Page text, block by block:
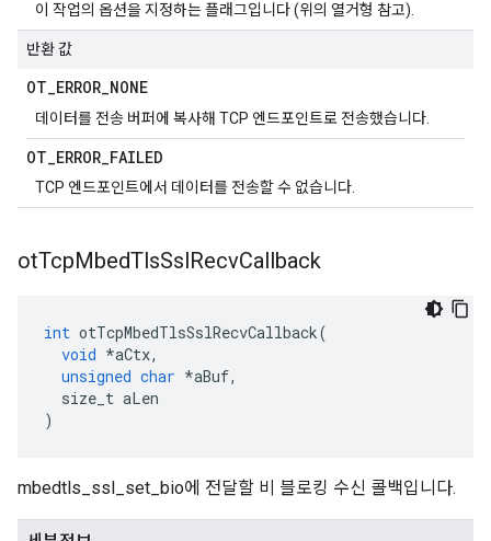
이 작업의 옵션을 지정하는 플래그입니다 (위의 열거형 참고).
반환 값
OT_ERROR_NONE
데이터를 전송 버퍼에 복사해 TCP 엔드포인트로 전송했습니다.
OT_ERROR_FAILED
TCP 엔드포인트에서 데이터를 전송할 수 없습니다.
otTcpMbedTlsSslRecvCallback
int otTcpMbedTlsSslRecvCallback(
void *aCtx,
unsigned char *aBuf,
size_t aLen
)
mbedtls_ssl_set_bio에 전달할 비 블로킹 수신 콜백입니다.